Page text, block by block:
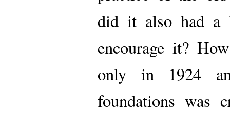
did it also had a
encourage it?
only in 1924
foundations was